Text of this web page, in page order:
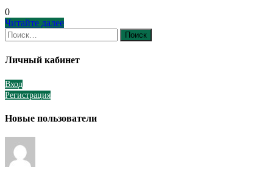
0
Квест
для
детей:
Поиск
клада
Читайте далее
Найти:
Личный кабинет
Вход
Регистрация
Новые пользователи